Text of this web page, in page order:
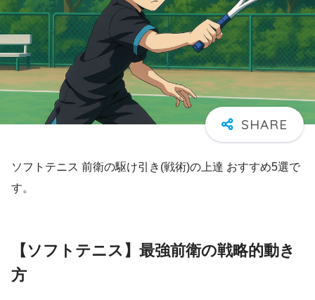
ソフトテニス 前衛の駆け引き(戦術)の上達 おすすめ5選で
す。
【ソフトテニス】最強前衛の戦略的動き
方